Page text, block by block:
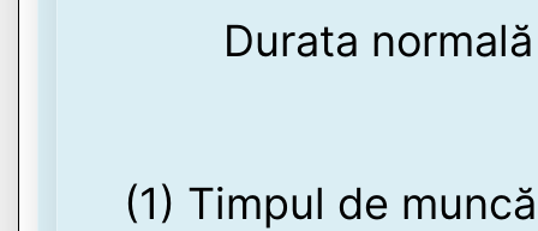
Durata
(1) Timpul de